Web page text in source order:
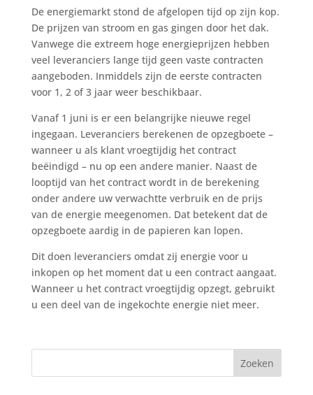
De energiemarkt stond de afgelopen tijd op zijn kop.
De prijzen van stroom en gas gingen door het dak.
Vanwege die extreem hoge energieprijzen hebben
veel leveranciers lange tijd geen vaste contracten
aangeboden. Inmiddels zijn de eerste contracten
voor 1, 2 of 3 jaar weer beschikbaar.
Vanaf 1 juni is er een belangrijke nieuwe regel
ingegaan. Leveranciers berekenen de opzegboete –
wanneer u als klant vroegtijdig het contract
beëindigd – nu op een andere manier. Naast de
looptijd van het contract wordt in de berekening
onder andere uw verwachtte verbruik en de prijs
van de energie meegenomen. Dat betekent dat de
opzegboete aardig in de papieren kan lopen.
Dit doen leveranciers omdat zij energie voor u
inkopen op het moment dat u een contract aangaat.
Wanneer u het contract vroegtijdig opzegt, gebruikt
u een deel van de ingekochte energie niet meer.